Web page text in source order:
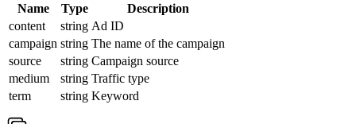
Name Type
Description
content
string Ad ID
campaign string The name of the campaign
source
string Campaign source
medium
string Traffic type
term
string Keyword